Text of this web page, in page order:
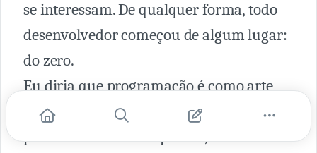
se interessam. De qualquer forma, todo
desenvolvedor começou de algum lugar:
do zero.
Eu diria que programação é como arte,
sempre está ao nosso redor, todas as
pessoas são afetadas por ela, mas nem